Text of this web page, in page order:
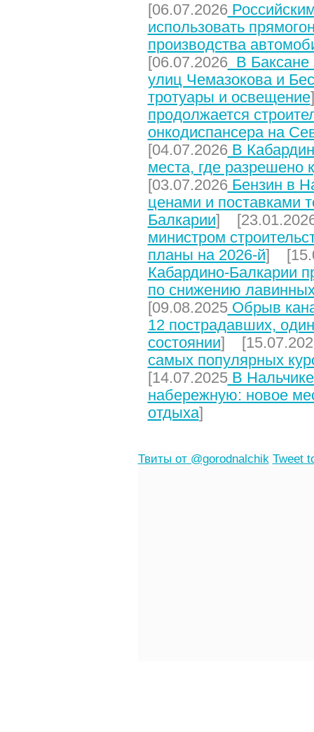
[06.07.2026
использовать
производства
[06.07.2026В Баксане
улиц Чемазокова и
тротуары и освещение
продолжается
онкодиспансера на
[04.07.2026В
места, где разрешено
[03.07.2026Бензин в
ценами и поставками
Балкарии]
министром
планы на 2026-й]
Кабардино-Балкарии
по снижению
[09.08.2025Обрыв
12 пострадавших,
состоянии]
самых популярных
[14.07.2025В
набережную: новое
отдыха]
Твиты от @gorodnalchik Tweet